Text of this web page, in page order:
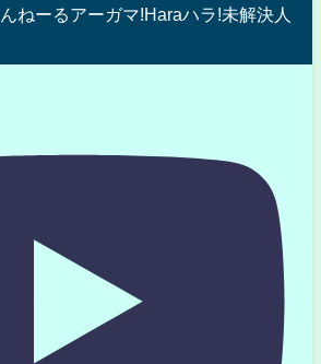
ねーるアーガマ!Haraハラ!未解決人